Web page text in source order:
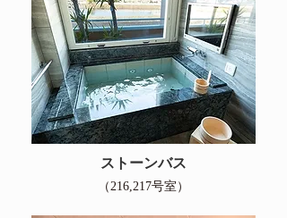
ストーンバス
（216,217号室）